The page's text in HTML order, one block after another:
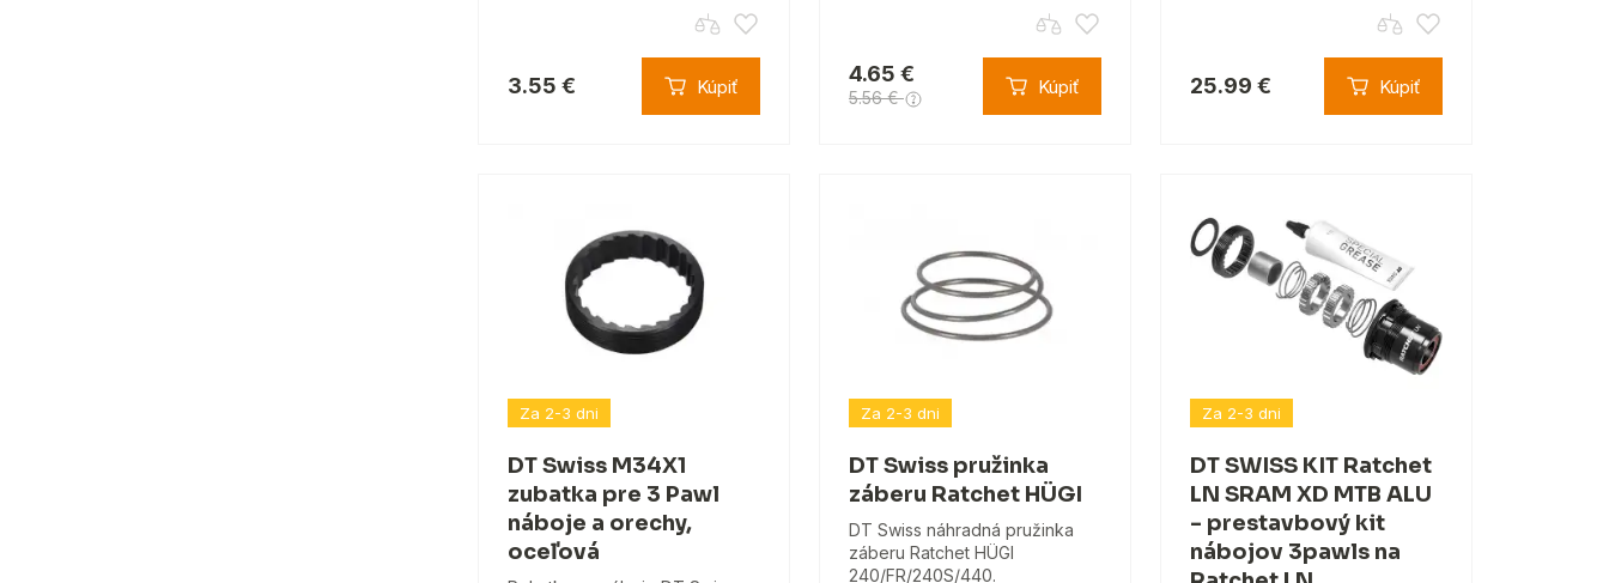
3.55 € Kúpiť
4.65 €
5.56 € Kúpiť 25.99 € Kúpiť
Za 2-3 dni
DT Swiss M34X1
zubatka pre 3 Pawl
náboje a orechy,
oceľová
Za 2-3 dni
DT Swiss pružinka
záberu Ratchet HÜGI
DT Swiss náhradná pružinka
záberu Ratchet HÜGI
240/FR/240S/440.
Za 2-3 dni
DT SWISS KIT Ratchet
LN SRAM XD MTB ALU
- prestavbový kit
nábojov 3pawls na